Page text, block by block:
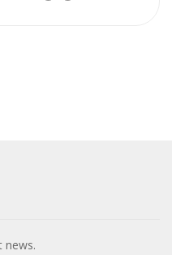
news.